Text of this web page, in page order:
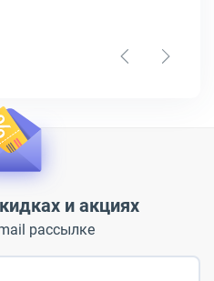
и акциях
рассылке